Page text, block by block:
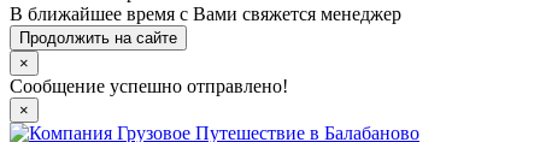
В ближайшее время с Вами свяжется менеджер
Продолжить на сайте
×
Сообщение успешно отправлено!
×